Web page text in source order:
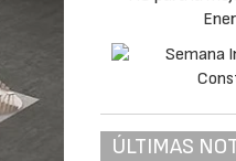
ÚLTIMAS